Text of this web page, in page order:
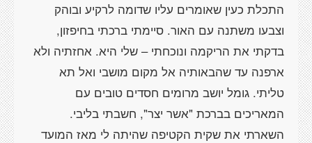
התכלת כעין שאומרים עליו שדומה לרקיע ובוהק
וצבעו משתנה עם האור. סיימתי ברכתי בחיפזון,
בדקתי את הריקמה ונוכחתי – שלי היא. אחזתיה ולא
ארפנה עד שהבאותיה אל מקום מושבי ואל תא
טליתי. גומל יושב מרומים חסדים טובים עם
המאריכים בברכת "אשר יצר", חשבתי בליבי.
השארתי את שקית הקטיפה שהיתה לי מאז המועד